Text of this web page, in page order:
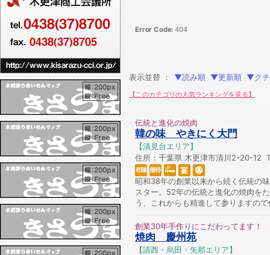
Error Code: 404
表示並替 ： ▼読み順 ▼更新順 ▼ク
【このカテゴリの人気ランキングを見る】
伝統と進化の焼肉
韓の味 やきにく大門
【清見台エリア】
住所：千葉県 木更津市清川2-20-12
昭和38年の創業以来から続く伝統の
スター。52年の伝統と進化の焼肉を
う、これからも精進して参りますの
創業30年手作りにこだわってます！
焼肉 慶州苑
【請西・烏田・矢那エリア】